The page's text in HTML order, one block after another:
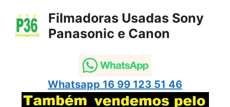
para
Filmadoras Usadas Sony
Panasonic e Canon
Whatsapp 16 99 123 51 46